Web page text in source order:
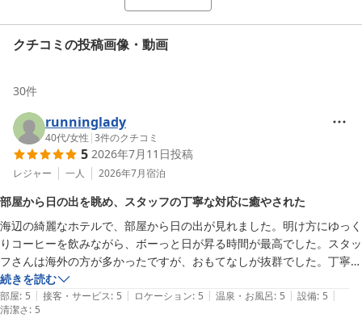
クチコミの投稿画像・動画
30件
runninglady
40代/女性 |3件のクチコミ
5 2026年7月11日投稿
レジャー 一人 2026年7月宿泊
部屋から日の出を眺め、スタッフの丁寧な対応に癒やされた
海辺の綺麗なホテルで、部屋から日の出が見れました。明け方にゆっく
りコーヒーを飲みながら、ボーっと日が昇る時間が最高でした。スタッ
フさんは海外の方が多かったですが、おもてなしが抜群でした。丁寧な
お仕事に癒されました。銀座商店街にも近く、海も目の前で、本当に楽
しい休暇になりました。また行きます！
続きを読む
部屋: 5 | 接客・サービス: 5 | ロケーション: 5 | 温泉・お風呂: 5 | 設備: 5 |
清潔さ: 5